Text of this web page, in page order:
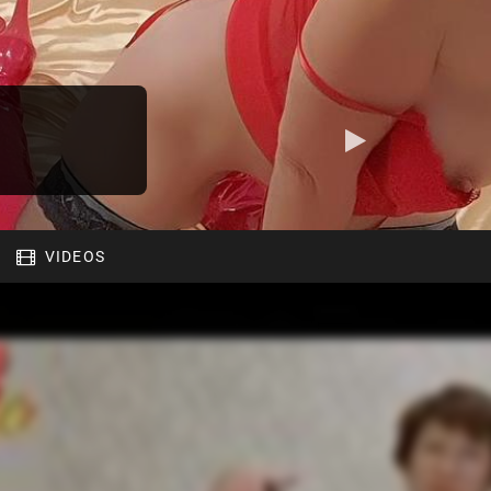
VIDEOS